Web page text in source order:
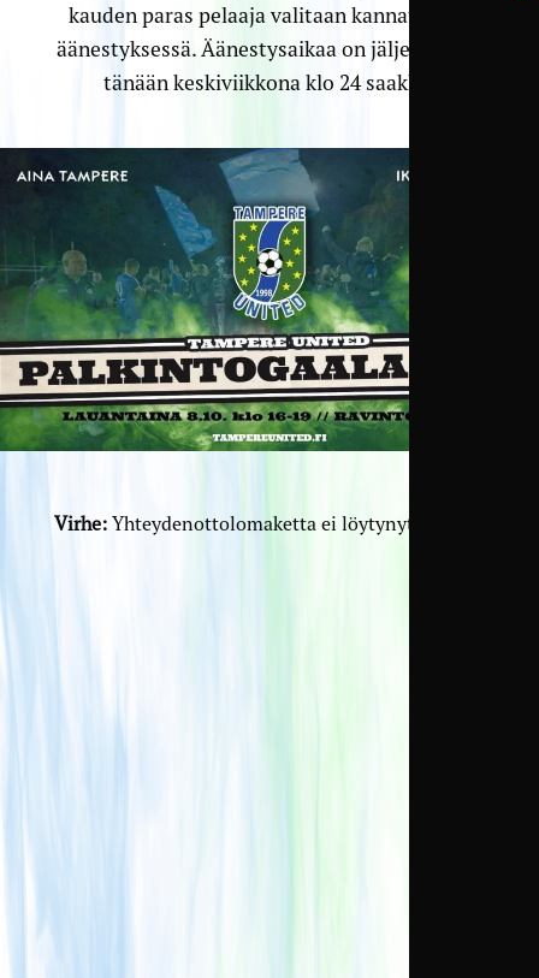
kauden paras pelaaja valitaan kannattajien
äänestyksessä. Äänestysaikaa on jäljellä vielä
tänään keskiviikkona klo 24 saakka.
Virhe:Yhteydenottolomaketta ei löytynyt.